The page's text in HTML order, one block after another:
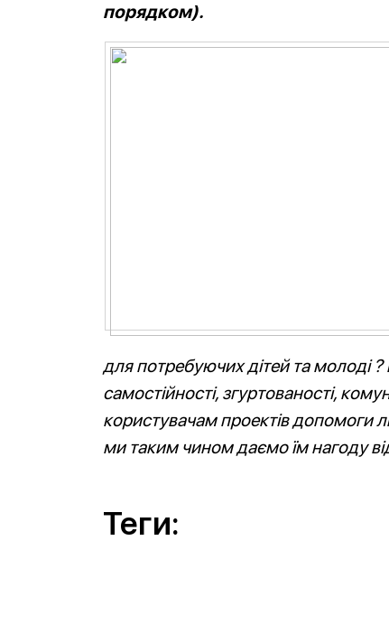
порядком).
для потребуючих дітей та молоді
самостійності, згуртованості,
користувачам проектів
ми таким чином даємо їм нагоду
Теги: